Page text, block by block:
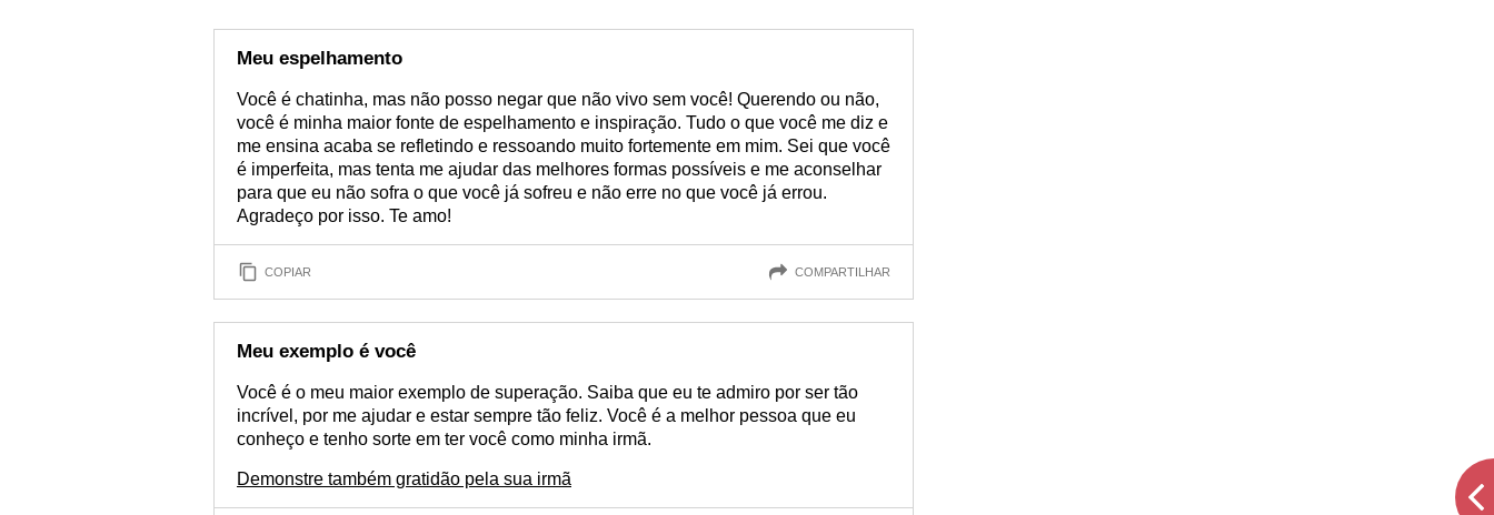
Meu espelhamento
Você é chatinha, mas não posso negar que não vivo sem você! Querendo ou não,
você é minha maior fonte de espelhamento e inspiração. Tudo o que você me diz e
me ensina acaba se refletindo e ressoando muito fortemente em mim. Sei que você
é imperfeita, mas tenta me ajudar das melhores formas possíveis e me aconselhar
para que eu não sofra o que você já sofreu e não erre no que você já errou.
Agradeço por isso. Te amo!
COPIAR COMPARTILHAR
Meu exemplo é você
Você é o meu maior exemplo de superação. Saiba que eu te admiro por ser tão
incrível, por me ajudar e estar sempre tão feliz. Você é a melhor pessoa que eu
conheço e tenho sorte em ter você como minha irmã.
Demonstre também gratidão pela sua irmã